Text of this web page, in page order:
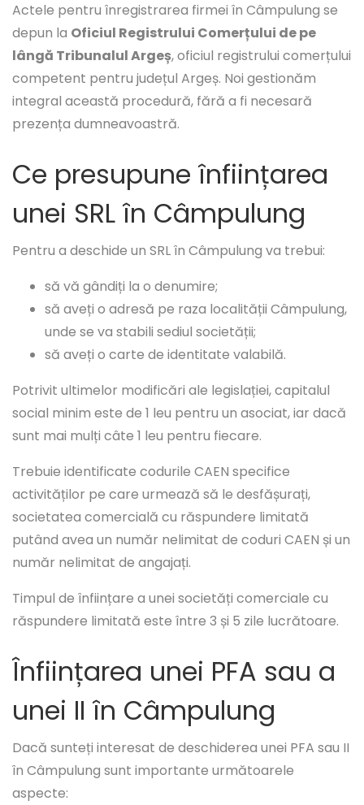
Actele pentru înregistrarea firmei în Câmpulung se
depun la Oficiul Registrului Comerțului de pe
lângă Tribunalul Argeș, oficiul registrului comerțului
competent pentru județul Argeș. Noi gestionăm
integral această procedură, fără a fi necesară
prezența dumneavoastră.
Ce presupune înființarea
unei SRL în Câmpulung
Pentru a deschide un SRL în Câmpulung va trebui:
să vă gândiți la o denumire;
să aveți o adresă pe raza localității Câmpulung,
unde se va stabili sediul societății;
să aveți o carte de identitate valabilă.
Potrivit ultimelor modificări ale legislației, capitalul
social minim este de 1 leu pentru un asociat, iar dacă
sunt mai mulți câte 1 leu pentru fiecare.
Trebuie identificate codurile CAEN specifice
activităților pe care urmează să le desfășurați,
societatea comercială cu răspundere limitată
putând avea un număr nelimitat de coduri CAEN și un
număr nelimitat de angajați.
Timpul de înființare a unei societăți comerciale cu
răspundere limitată este între 3 și 5 zile lucrătoare.
Înființarea unei PFA sau a
unei II în Câmpulung
Dacă sunteți interesat de deschiderea unei PFA sau II
în Câmpulung sunt importante următoarele
aspecte: